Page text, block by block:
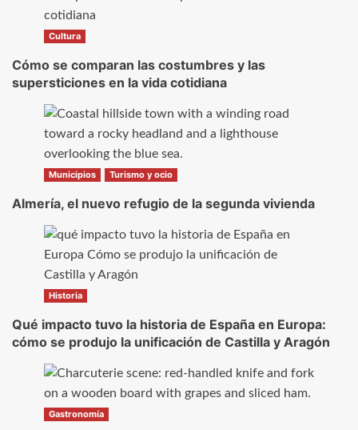
Cultura
Cómo se comparan las costumbres y las
supersticiones en la vida cotidiana
Municipios Turismo y ocio
Almería, el nuevo refugio de la segunda vivienda
Historia
Qué impacto tuvo la historia de España en Europa:
cómo se produjo la unificación de Castilla y Aragón
Gastronomía